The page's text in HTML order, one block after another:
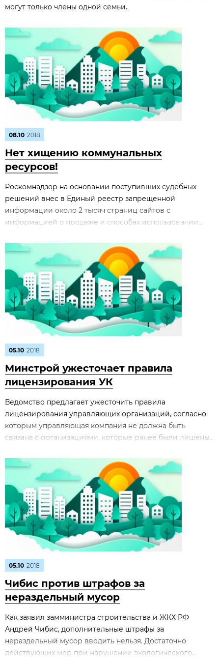
могут только члены одной семьи.
08.10 2018
Нет хищению коммунальных
ресурсов!
Роскомнадзор на основании поступивших судебных
решений внес в Единый реестр запрещенной
информации около 2 тысяч страниц сайтов с
информацией о продаже и способах использовании...
05.10 2018
Минстрой ужесточает правила
лицензирования УК
Ведомство предлагает ужесточить правила
лицензирования управляющих организаций, согласно
которым управляющая компания не должна быть
связана с организациями, которые ранее были лишены...
05.10 2018
Чибис против штрафов за
нераздельный мусор
Как заявил замминистра строительства и ЖКХ РФ
Андрей Чибис, дополнительные штрафы за
нераздельный мусор вводить нельзя. Достаточно
действующих мер при нарушении экологического...